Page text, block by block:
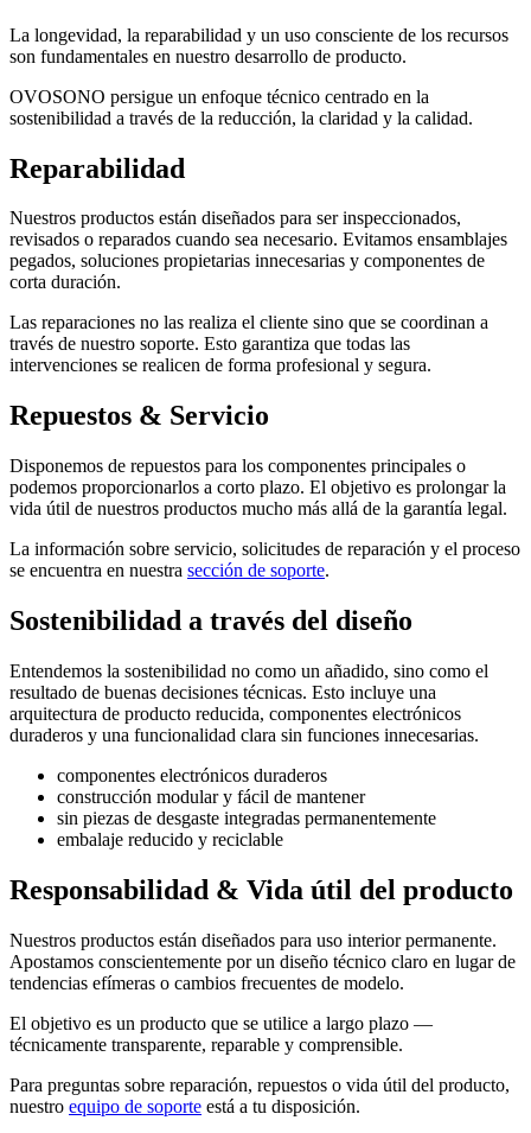
La longevidad, la reparabilidad y un uso consciente de los recursos
son fundamentales en nuestro desarrollo de producto.
OVOSONO persigue un enfoque técnico centrado en la
sostenibilidad a través de la reducción, la claridad y la calidad.
Reparabilidad
Nuestros productos están diseñados para ser inspeccionados,
revisados o reparados cuando sea necesario. Evitamos ensamblajes
pegados, soluciones propietarias innecesarias y componentes de
corta duración.
Las reparaciones no las realiza el cliente sino que se coordinan a
través de nuestro soporte. Esto garantiza que todas las
intervenciones se realicen de forma profesional y segura.
Repuestos & Servicio
Disponemos de repuestos para los componentes principales o
podemos proporcionarlos a corto plazo. El objetivo es prolongar la
vida útil de nuestros productos mucho más allá de la garantía legal.
La información sobre servicio, solicitudes de reparación y el proceso
se encuentra en nuestra sección de soporte.
Sostenibilidad a través del diseño
Entendemos la sostenibilidad no como un añadido, sino como el
resultado de buenas decisiones técnicas. Esto incluye una
arquitectura de producto reducida, componentes electrónicos
duraderos y una funcionalidad clara sin funciones innecesarias.
componentes electrónicos duraderos
construcción modular y fácil de mantener
sin piezas de desgaste integradas permanentemente
embalaje reducido y reciclable
Responsabilidad & Vida útil del producto
Nuestros productos están diseñados para uso interior permanente.
Apostamos conscientemente por un diseño técnico claro en lugar de
tendencias efímeras o cambios frecuentes de modelo.
El objetivo es un producto que se utilice a largo plazo —
técnicamente transparente, reparable y comprensible.
Para preguntas sobre reparación, repuestos o vida útil del producto,
nuestro equipo de soporte está a tu disposición.